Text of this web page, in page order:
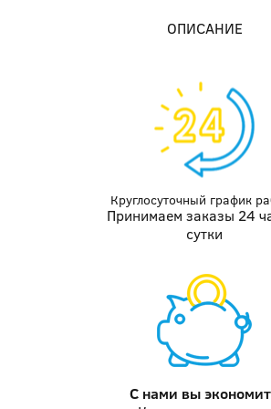
ОПИСАНИЕ
Круглосуточный график
Принимаем заказы 24
сутки
С нами вы